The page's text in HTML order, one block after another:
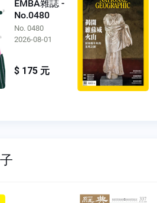
EMBA雜誌 -
No.0480
No. 0480
2026-08-01
$ 175 元